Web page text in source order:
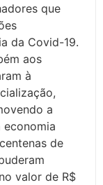
que
da Covid-19.
aos
à
a
economia
de
valor de R$